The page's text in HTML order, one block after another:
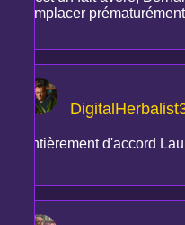
remplacer
Entièrement d'accord